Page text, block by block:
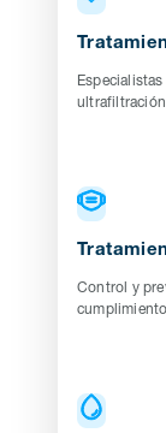
ultrafiltración
Control y